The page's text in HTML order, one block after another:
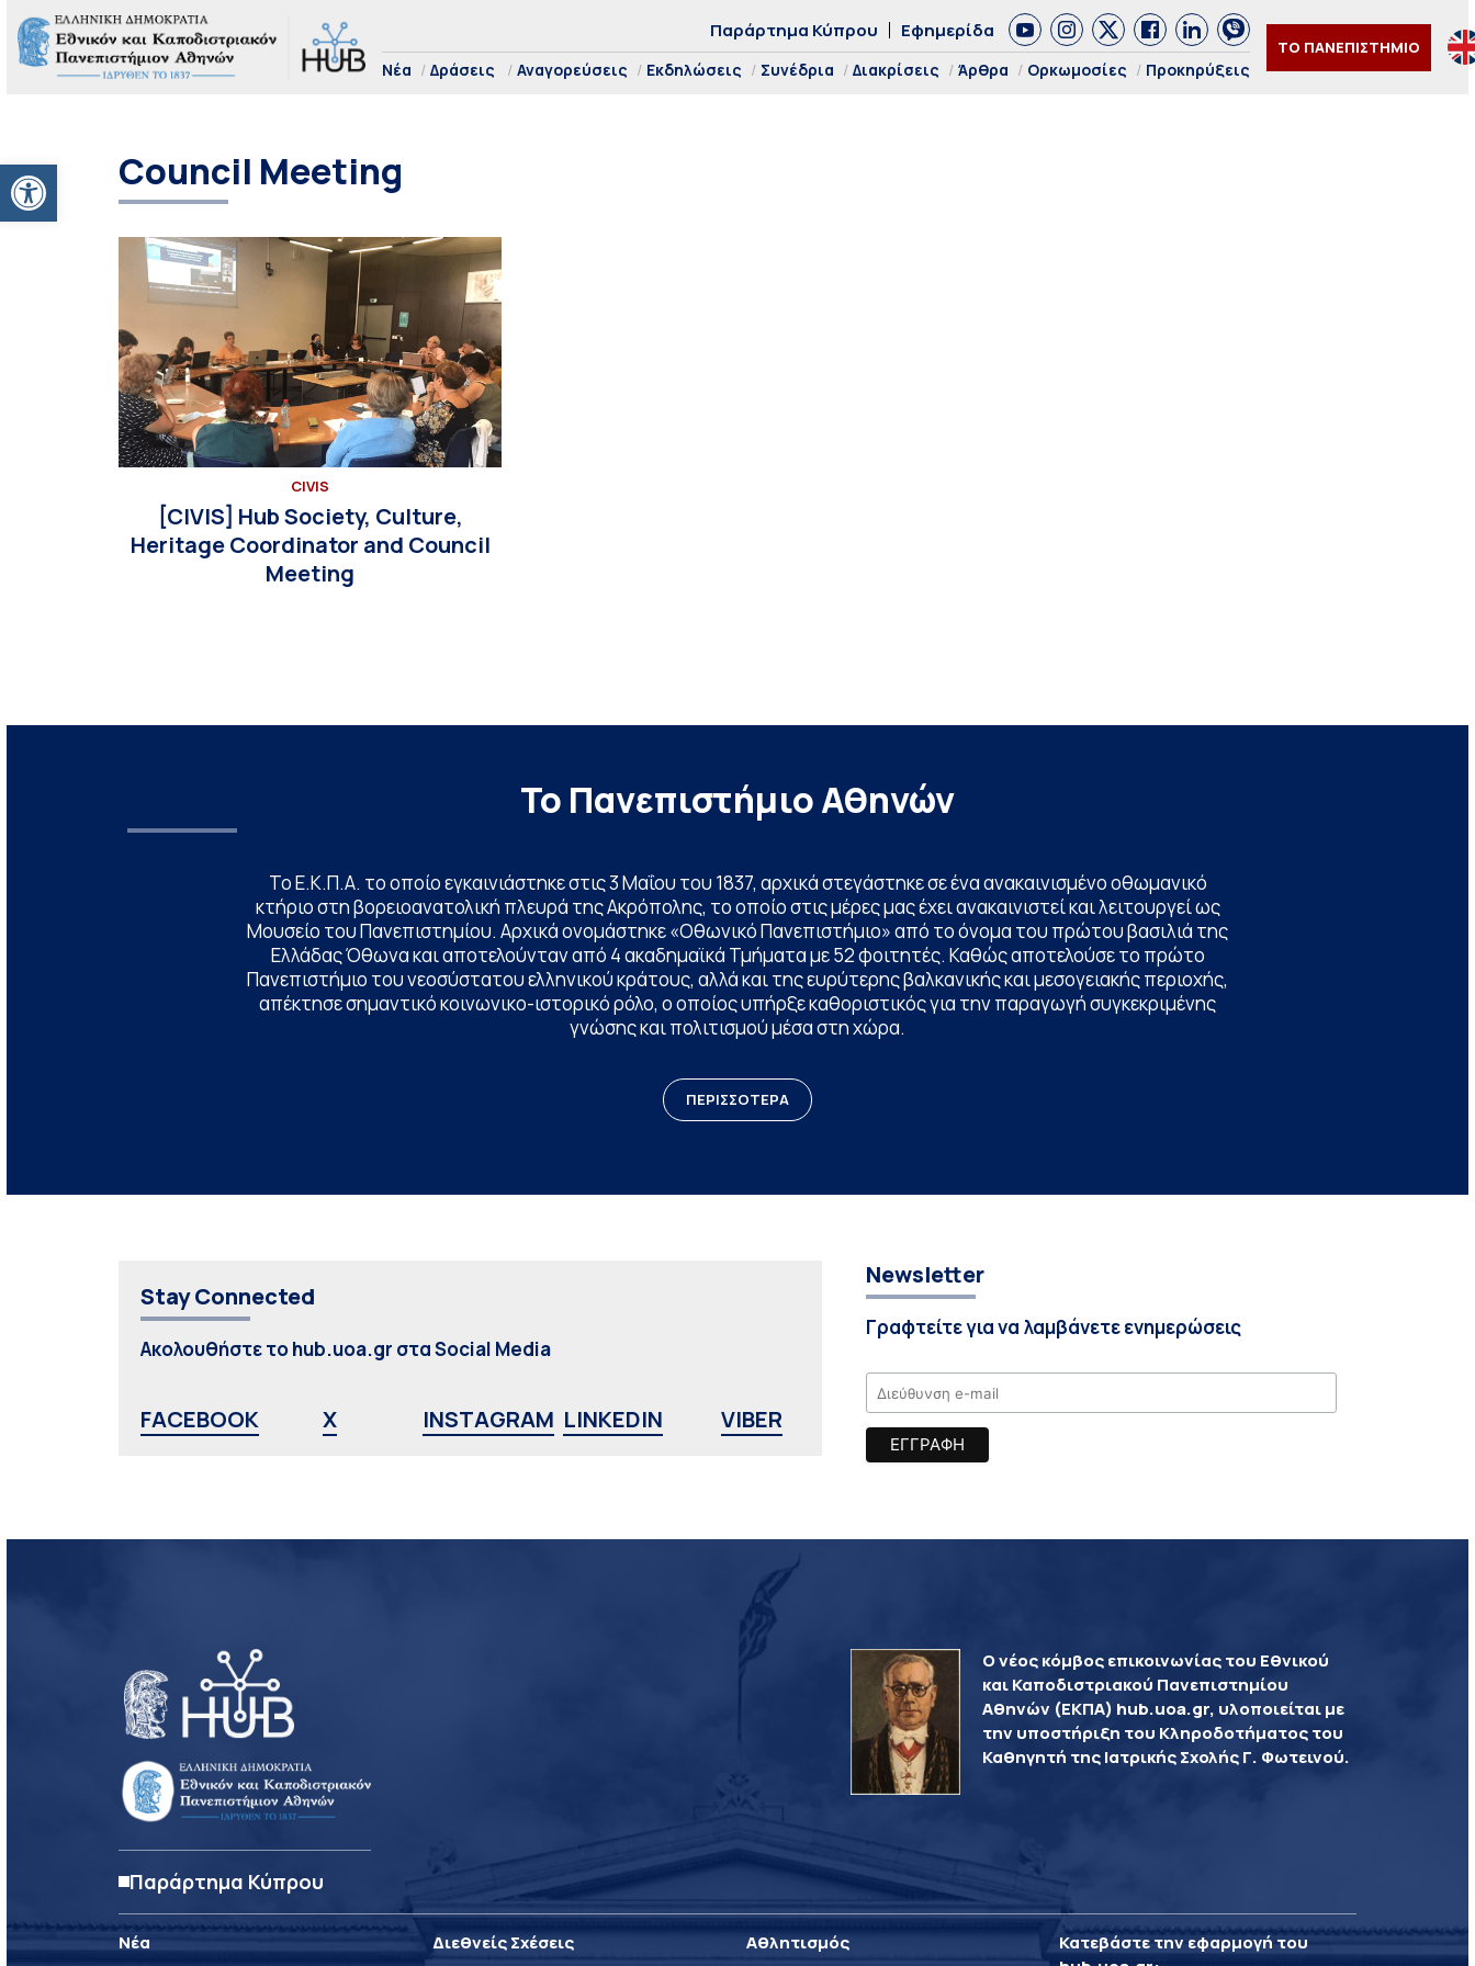
Ανοίξτε τη γραμμή εργαλείων
Παράρτημα Κύπρου Εφημερίδα
Νέα Δράσεις Αναγορεύσεις Εκδηλώσεις Συνέδρια Διακρίσεις Άρθρα Ορκωμοσίες Προκηρύξεις
ΤΟ ΠΑΝΕΠΙΣΤΗΜΙΟ
Council Meeting
CIVIS
[CIVIS] Hub Society, Culture,
Heritage Coordinator and Council
Meeting
Το Πανεπιστήμιο Αθηνών
Το Ε.Κ.Π.Α. το οποίο εγκαινιάστηκε στις 3 Μαΐου του 1837, αρχικά στεγάστηκε σε ένα ανακαινισμένο οθωμανικό
κτήριο στη βορειοανατολική πλευρά της Ακρόπολης, το οποίο στις μέρες μας έχει ανακαινιστεί και λειτουργεί ως
Μουσείο του Πανεπιστημίου. Αρχικά ονομάστηκε «Οθωνικό Πανεπιστήμιο» από το όνομα του πρώτου βασιλιά της
Ελλάδας Όθωνα και αποτελούνταν από 4 ακαδημαϊκά Τμήματα με 52 φοιτητές. Καθώς αποτελούσε το πρώτο
Πανεπιστήμιο του νεοσύστατου ελληνικού κράτους, αλλά και της ευρύτερης βαλκανικής και μεσογειακής περιοχής,
απέκτησε σημαντικό κοινωνικο-ιστορικό ρόλο, ο οποίος υπήρξε καθοριστικός για την παραγωγή συγκεκριμένης
γνώσης και πολιτισμού μέσα στη χώρα.
ΠΕΡΙΣΣΟΤΕΡΑ
Stay Connected
Ακολουθήστε το hub.uoa.gr στα Social Media
FACEBOOK X INSTAGRAM LINKEDIN VIBER
Newsletter
Γραφτείτε για να λαμβάνετε ενημερώσεις
Παράρτημα Κύπρου
Ο νέος κόμβος επικοινωνίας του Εθνικού
και Καποδιστριακού Πανεπιστημίου
Αθηνών (ΕΚΠΑ) hub.uoa.gr, υλοποιείται με
την υποστήριξη του Κληροδοτήματος του
Καθηγητή της Ιατρικής Σχολής Γ. Φωτεινού.
Νέα Διεθνείς Σχέσεις Αθλητισμός
Κατεβάστε την εφαρμογή του